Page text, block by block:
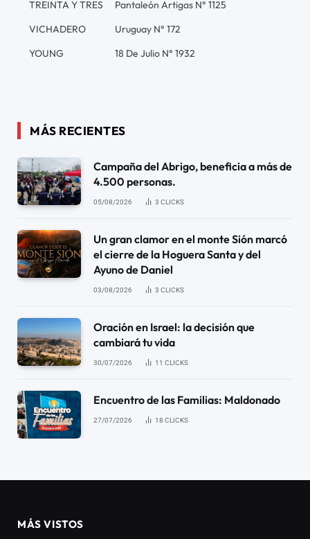
TREINTA Y TRES
Pantaleón Artigas N° 1125
VICHADERO
Uruguay N° 172
YOUNG
18 De Julio N° 1932
MÁS RECIENTES
Campaña del Abrigo, beneficia a más de
4.500 personas.
05/08/2026 3 CLICKS
Un gran clamor en el monte Sión marcó
el cierre de la Hoguera Santa y del
Ayuno de Daniel
03/08/2026 3 CLICKS
Oración en Israel: la decisión que
cambiará tu vida
30/07/2026 11 CLICKS
Encuentro de las Familias: Maldonado
27/07/2026 18 CLICKS
MÁS VISTOS